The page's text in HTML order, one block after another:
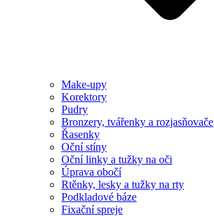
Make-upy
Korektory
Pudry
Bronzery, tvářenky a rozjasňovače
Řasenky
Oční stíny
Oční linky a tužky na oči
Úprava obočí
Rtěnky, lesky a tužky na rty
Podkladové báze
Fixační spreje